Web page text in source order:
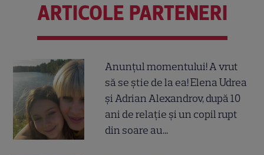
ARTICOLE PARTENERI
Anunțul momentului! A vrut
să se știe de la ea! Elena Udrea
și Adrian Alexandrov, după 10
ani de relație și un copil rupt
din soare au...